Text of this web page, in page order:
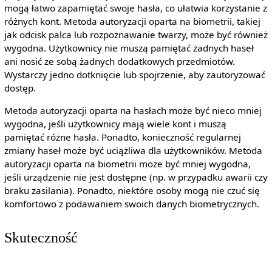
mogą łatwo zapamiętać swoje hasła, co ułatwia korzystanie z
różnych kont. Metoda autoryzacji oparta na biometrii, takiej
jak odcisk palca lub rozpoznawanie twarzy, może być również
wygodna. Użytkownicy nie muszą pamiętać żadnych haseł
ani nosić ze sobą żadnych dodatkowych przedmiotów.
Wystarczy jedno dotknięcie lub spojrzenie, aby zautoryzować
dostęp.
Metoda autoryzacji oparta na hasłach może być nieco mniej
wygodna, jeśli użytkownicy mają wiele kont i muszą
pamiętać różne hasła. Ponadto, konieczność regularnej
zmiany haseł może być uciążliwa dla użytkowników. Metoda
autoryzacji oparta na biometrii może być mniej wygodna,
jeśli urządzenie nie jest dostępne (np. w przypadku awarii czy
braku zasilania). Ponadto, niektóre osoby mogą nie czuć się
komfortowo z podawaniem swoich danych biometrycznych.
Skuteczność